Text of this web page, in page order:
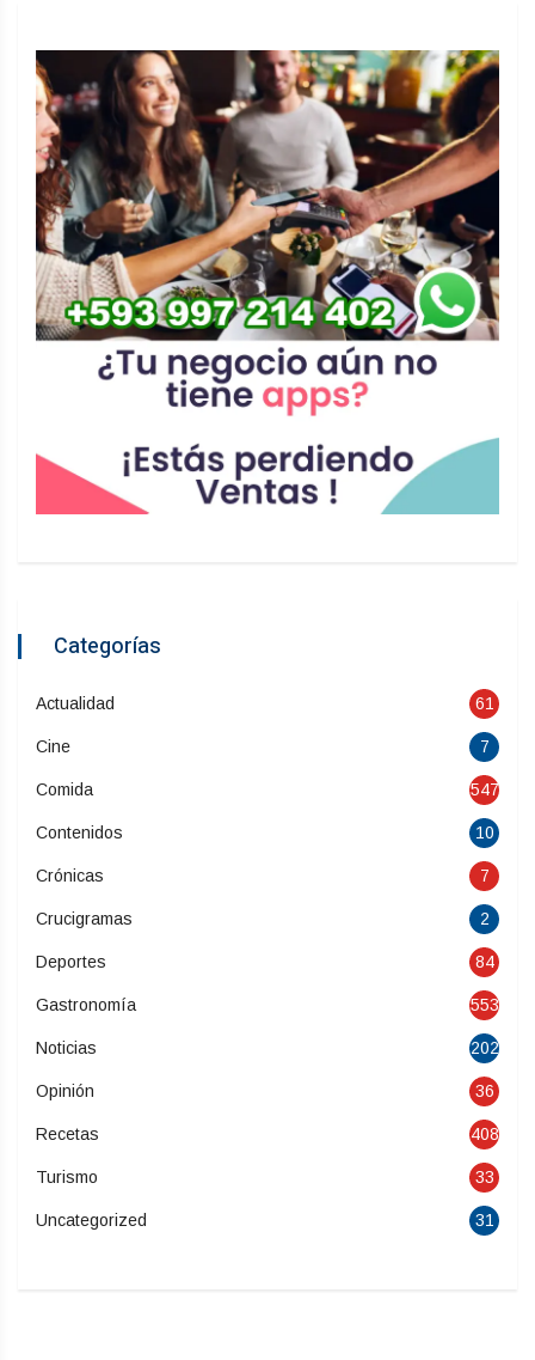
Categorías
Actualidad 61
Cine 7
Comida 547
Contenidos 10
Crónicas 7
Crucigramas 2
Deportes 84
Gastronomía 553
Noticias 202
Opinión 36
Recetas 408
Turismo 33
Uncategorized 31